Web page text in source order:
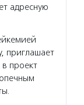
адресную
приглашает
проект